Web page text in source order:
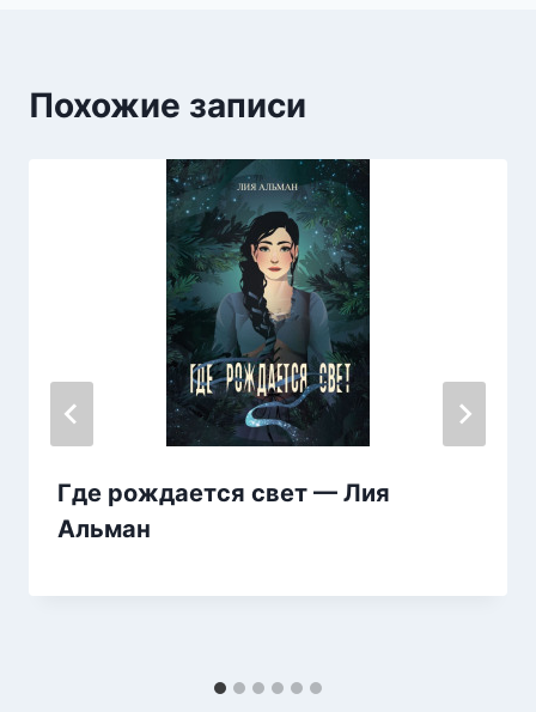
Похожие записи
Где рождается свет — Лия
Альман